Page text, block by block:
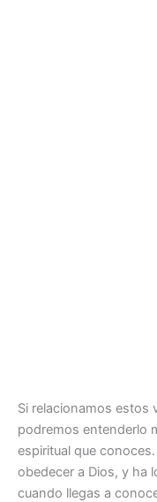
Si relacionamos estos
podremos entenderlo
espiritual que
obedecer a Dios, y ha
cuando llegas a